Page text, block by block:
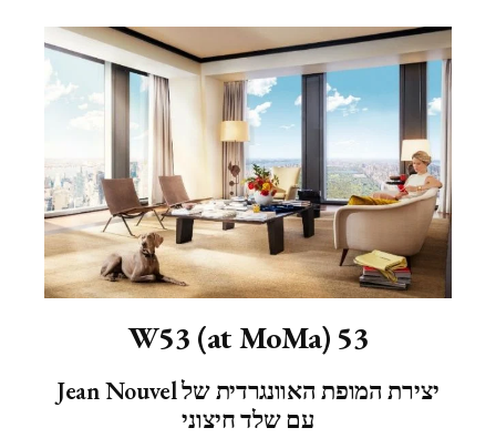
53 W53 (at MoMa)
יצירת המופת האוונגרדית של Jean Nouvel
עם שלד חיצוני